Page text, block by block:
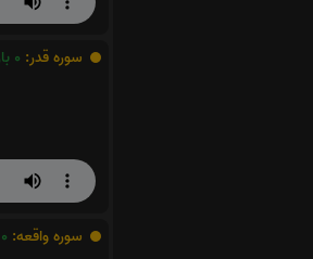
سوره قدر: 0
سوره واقعه: 0